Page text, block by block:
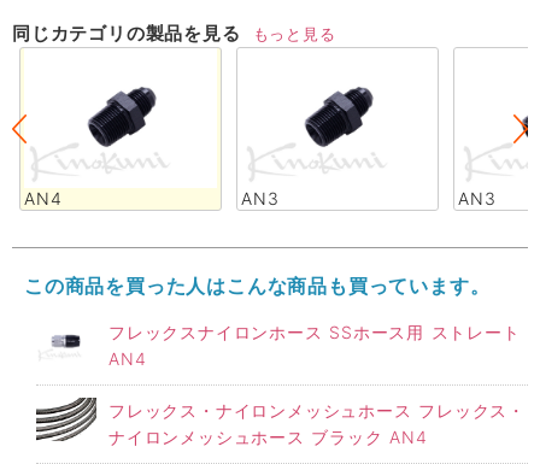
同じカテゴリの製品を見る もっと見る
AN4 AN3 AN3
この商品を買った人はこんな商品も買っています。
フレックスナイロンホース SSホース用 ストレート
AN4
フレックス・ナイロンメッシュホース フレックス・
ナイロンメッシュホース ブラック AN4